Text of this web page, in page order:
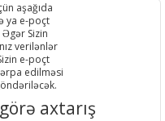
aşağıda
ya e-poçt
Əgər Sizin
verilənlər
e-poçt
edilməsi
axtarış